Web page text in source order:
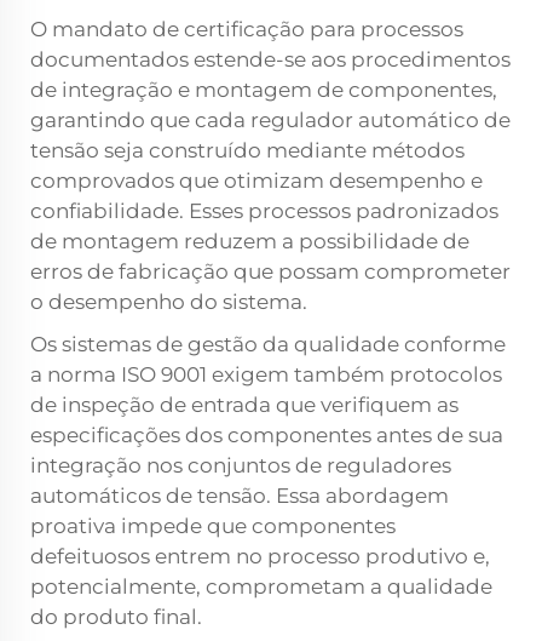
O mandato de certificação para processos
documentados estende-se aos procedimentos
de integração e montagem de componentes,
garantindo que cada regulador automático de
tensão seja construído mediante métodos
comprovados que otimizam desempenho e
confiabilidade. Esses processos padronizados
de montagem reduzem a possibilidade de
erros de fabricação que possam comprometer
o desempenho do sistema.
Os sistemas de gestão da qualidade conforme
a norma ISO 9001 exigem também protocolos
de inspeção de entrada que verifiquem as
especificações dos componentes antes de sua
integração nos conjuntos de reguladores
automáticos de tensão. Essa abordagem
proativa impede que componentes
defeituosos entrem no processo produtivo e,
potencialmente, comprometam a qualidade
do produto final.